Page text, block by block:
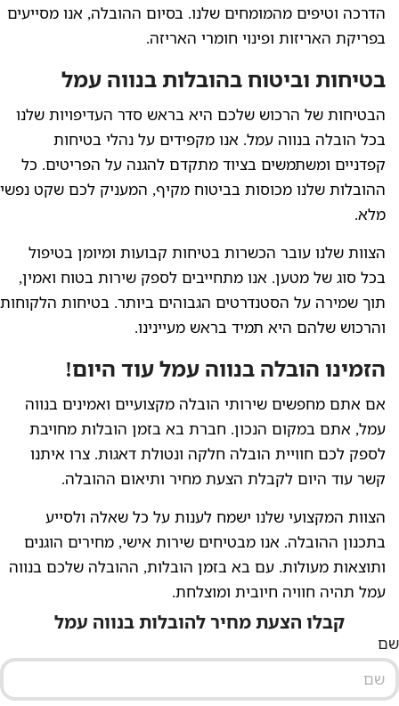
הדרכה וטיפים מהמומחים שלנו. בסיום ההובלה, אנו מסייעים
בפריקת האריזות ופינוי חומרי האריזה.
בטיחות וביטוח בהובלות בנווה עמל
הבטיחות של הרכוש שלכם היא בראש סדר העדיפויות שלנו
בכל הובלה בנווה עמל. אנו מקפידים על נהלי בטיחות
קפדניים ומשתמשים בציוד מתקדם להגנה על הפריטים. כל
ההובלות שלנו מכוסות בביטוח מקיף, המעניק לכם שקט נפשי
מלא.
הצוות שלנו עובר הכשרות בטיחות קבועות ומיומן בטיפול
בכל סוג של מטען. אנו מתחייבים לספק שירות בטוח ואמין,
תוך שמירה על הסטנדרטים הגבוהים ביותר. בטיחות הלקוחות
והרכוש שלהם היא תמיד בראש מעיינינו.
הזמינו הובלה בנווה עמל עוד היום!
אם אתם מחפשים שירותי הובלה מקצועיים ואמינים בנווה
עמל, אתם במקום הנכון. חברת בא בזמן הובלות מחויבת
לספק לכם חוויית הובלה חלקה ונטולת דאגות. צרו איתנו
קשר עוד היום לקבלת הצעת מחיר ותיאום ההובלה.
הצוות המקצועי שלנו ישמח לענות על כל שאלה ולסייע
בתכנון ההובלה. אנו מבטיחים שירות אישי, מחירים הוגנים
ותוצאות מעולות. עם בא בזמן הובלות, ההובלה שלכם בנווה
עמל תהיה חוויה חיובית ומוצלחת.
קבלו הצעת מחיר להובלות בנווה עמל
שם